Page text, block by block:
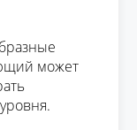
может